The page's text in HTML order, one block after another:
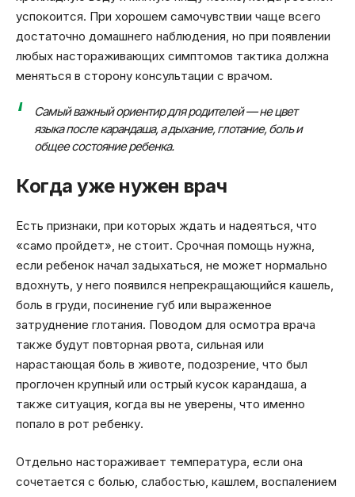
успокоится. При хорошем самочувствии чаще всего
достаточно домашнего наблюдения, но при появлении
любых настораживающих симптомов тактика должна
меняться в сторону консультации с врачом.
Самый важный ориентир для родителей — не цвет
языка после карандаша, а дыхание, глотание, боль и
общее состояние ребенка.
Когда уже нужен врач
Есть признаки, при которых ждать и надеяться, что
«само пройдет», не стоит. Срочная помощь нужна,
если ребенок начал задыхаться, не может нормально
вдохнуть, у него появился непрекращающийся кашель,
боль в груди, посинение губ или выраженное
затруднение глотания. Поводом для осмотра врача
также будут повторная рвота, сильная или
нарастающая боль в животе, подозрение, что был
проглочен крупный или острый кусок карандаша, а
также ситуация, когда вы не уверены, что именно
попало в рот ребенку.
Отдельно настораживает температура, если она
сочетается с болью, слабостью, кашлем, воспалением